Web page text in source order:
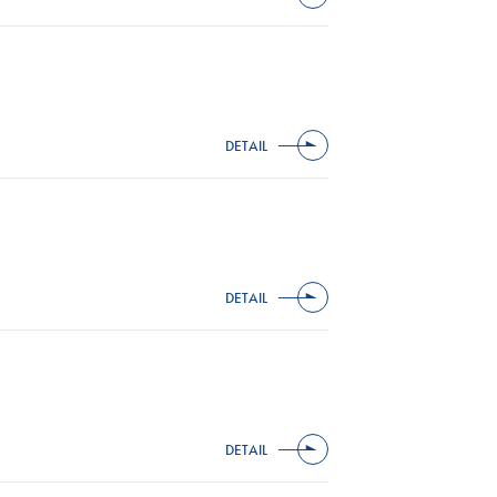
DETAIL
DETAIL
DETAIL